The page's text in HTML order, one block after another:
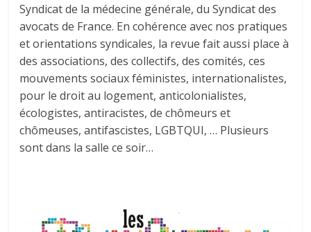
Syndicat de la médecine générale, du Syndicat des
avocats de France. En cohérence avec nos pratiques
et orientations syndicales, la revue fait aussi place à
des associations, des collectifs, des comités, ces
mouvements sociaux féministes, internationalistes,
pour le droit au logement, anticolonialistes,
écologistes, antiracistes, de chômeurs et
chômeuses, antifascistes, LGBTQUI, … Plusieurs
sont dans la salle ce soir…